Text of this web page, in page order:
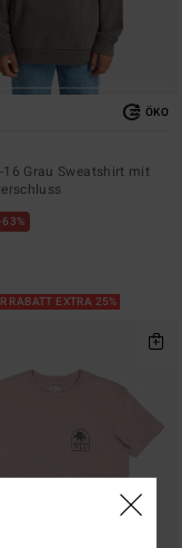
ÖKO
Grau Sweatshirt mit
63%
RABATT EXTRA 25%